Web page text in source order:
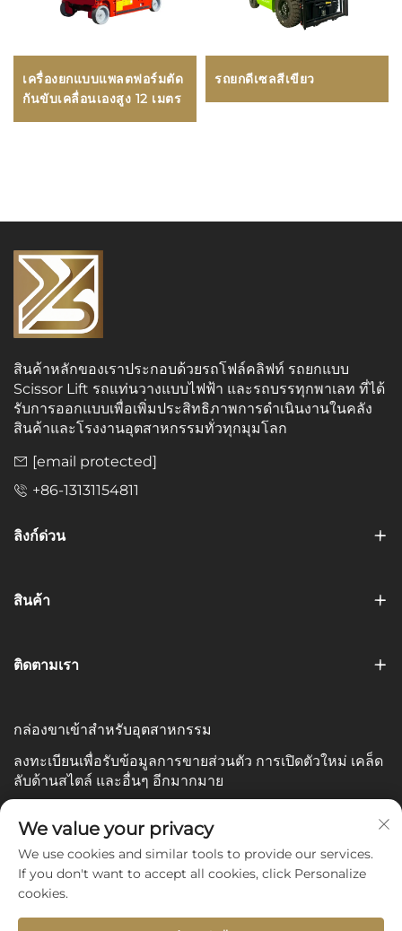
เครื่องยกแบบแพลตฟอร์มตัด
กันขับเคลื่อนเองสูง 12 เมตร
รถยกดีเซลสีเขียว
สินค้าหลักของเราประกอบด้วยรถโฟล์คลิฟท์ รถยกแบบ
Scissor Lift รถแท่นวางแบบไฟฟ้า และรถบรรทุกพาเลท ที่ได้
รับการออกแบบเพื่อเพิ่มประสิทธิภาพการดำเนินงานในคลัง
สินค้าและโรงงานอุตสาหกรรมทั่วทุกมุมโลก
[email protected]
+86-13131154811
ลิงก์ด่วน
สินค้า
ติดตามเรา
กล่องขาเข้าสำหรับอุตสาหกรรม
ลงทะเบียนเพื่อรับข้อมูลการขายส่วนตัว การเปิดตัวใหม่ เคล็ด
ลับด้านสไตล์ และอื่นๆ อีกมากมาย
อีเมลของคุณ
Subscribe
We value your privacy
We use cookies and similar tools to provide our services.
If you don't want to accept all cookies, click Personalize
cookies.